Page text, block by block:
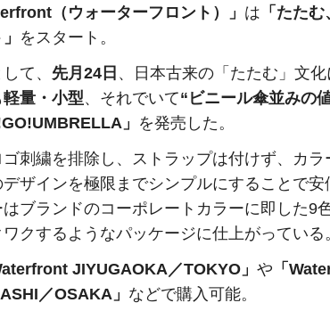
（ウォーターフロント）」 は 「たた
をスタート。
て、 先月24日 、日本古来の「たたむ」文
軽量・小型、それでいて“ビニール傘並みの
」 を発売した。
刺繍を排除し、ストラップは付けず、カ
ザインを極限までシンプルにすることで安
ブランドのコーポレートカラーに即した9
クするようなパッケージに仕上がっている
JIYUGAOKA／TOKYO」 や 「
／OSAKA」 などで購入可能。